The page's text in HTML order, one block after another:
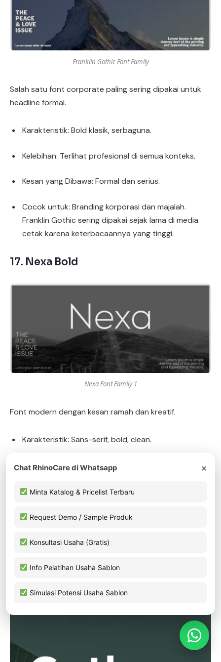
Franklin Gothic Font Family
Salah satu font corporate paling sering dipakai untuk
headline formal.
Karakteristik: Bold klasik, serbaguna.
Kelebihan: Terlihat profesional di semua konteks.
Kesan yang Dibawa: Formal dan serius.
Cocok untuk: Branding korporasi dan majalah.
Franklin Gothic sering dipakai sejak lama di media
cetak karena keterbacaannya yang tinggi.
17. Nexa Bold
Nexa Font Family 1
Font modern dengan kesan ramah dan kreatif.
Karakteristik: Sans-serif, bold, clean.
Kelebihan: Fleksibel untuk modern branding.
Kesan yang Dibawa: Ramah dan kreatif.
Cocok untuk: Desain startup dan merchandise
Nexa Bold populer karena simpel tapi tetap punya
Chat RhinoCare di Whatsapp ×
Minta Katalog & Pricelist Terbaru
Request Demo / Sample Produk
Konsultasi Usaha (Gratis)
Info Pelatihan Usaha Sablon
Simulasi Potensi Usaha Sablon